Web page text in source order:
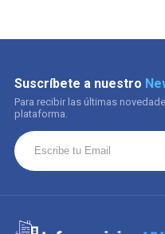
Suscríbete a nuestro
Para recibir las últimas
plataforma.